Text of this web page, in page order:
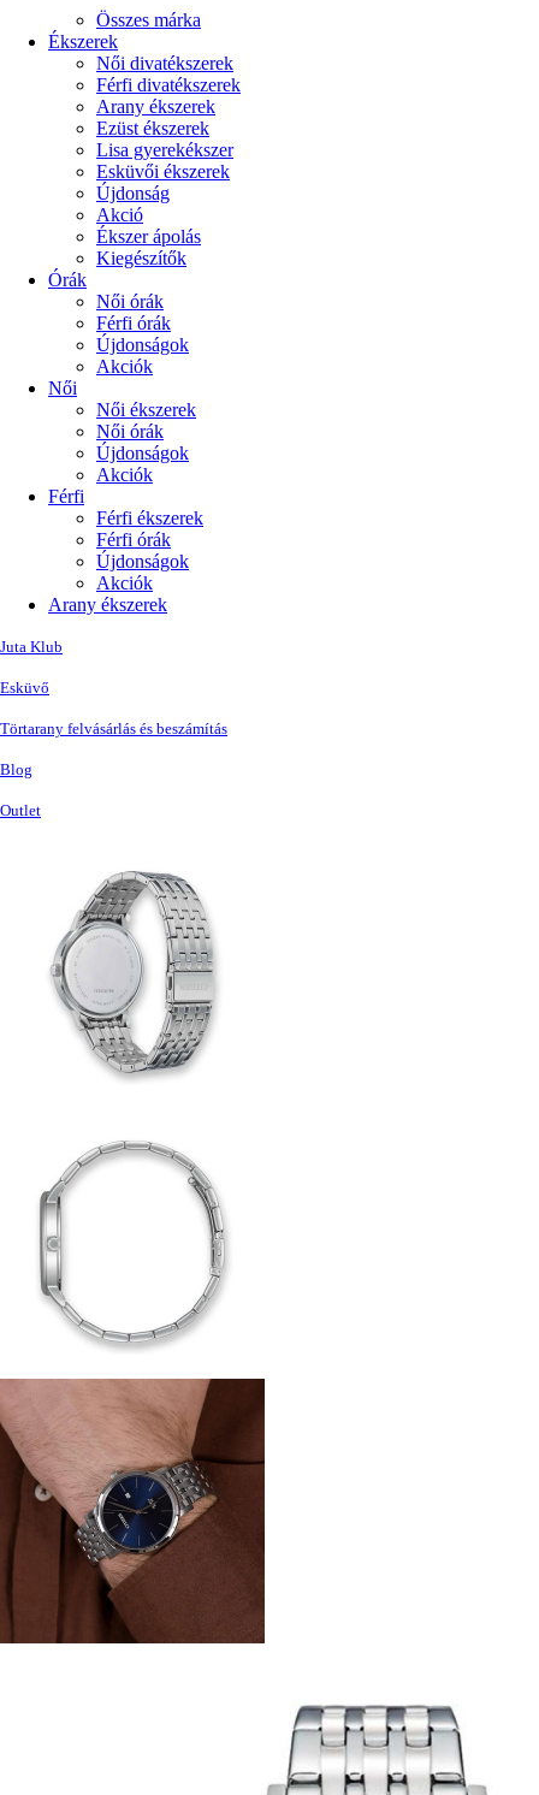
Összes márka
Ékszerek
Női divatékszerek
Férfi divatékszerek
Arany ékszerek
Ezüst ékszerek
Lisa gyerekékszer
Esküvői ékszerek
Újdonság
Akció
Ékszer ápolás
Kiegészítők
Órák
Női órák
Férfi órák
Újdonságok
Akciók
Női
Női ékszerek
Női órák
Újdonságok
Akciók
Férfi
Férfi ékszerek
Férfi órák
Újdonságok
Akciók
Arany ékszerek
Juta Klub
Esküvő
Törtarany felvásárlás és beszámítás
Blog
Outlet